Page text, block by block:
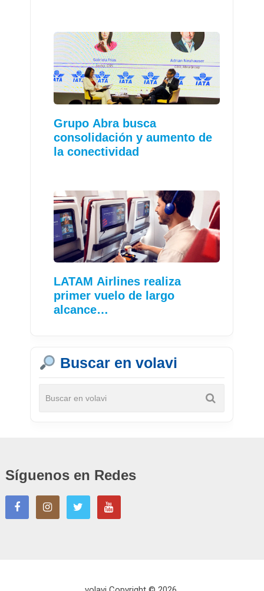
Grupo Abra busca
consolidación y aumento de
la conectividad
LATAM Airlines realiza
primer vuelo de largo
alcance…
Buscar en volavi
Síguenos en Redes